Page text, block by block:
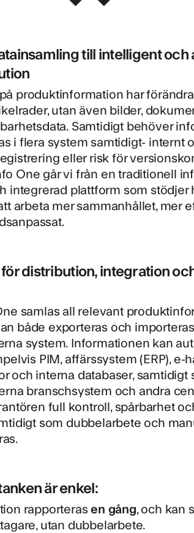
till intelligent
produktinformation har
utan även bilder,
Samtidigt behöver
i flera system samtidigt- internt
eller risk för
One går vi från en traditionell
integrerad plattform som
arbeta mer sammanhållet, mer
för distribution, integration
samlas all relevant
både exporteras och
system. Informationen kan
PIM, affärssystem (ERP), e-
och interna databaser, samtidigt
branschsystem och andra
full kontroll, spårbarhet
som dubbelarbete och
är enkel:
rapporterasen gång, och kan
utan dubbelarbete.